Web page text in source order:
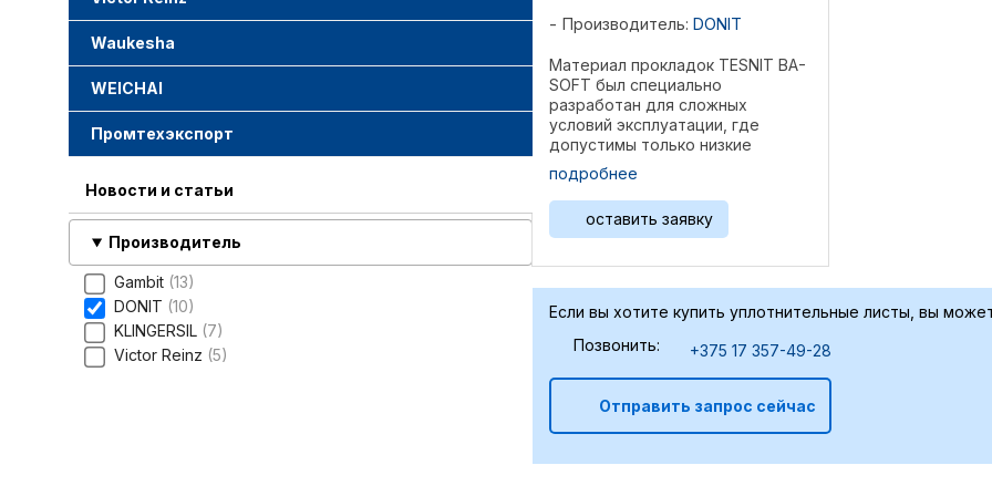
Waukesha
WEICHAI
Промтехэкспорт
Новости и статьи
Производитель
Gambit 13
DONIT 10
KLINGERSIL 7
Victor Reinz 5
Производитель: DONIT
Материал прокладок TESNIT BA-
SOFT был специально
разработан для сложных
условий эксплуатации, где
допустимы только низкие
нагрузки на болты и необходимо
компенсировать неровности
фланцев. Он обеспечивает
высокую сжимаемость и
повышенное извлечение в ...
подробнее
оставить заявку
Если вы хотите купить уплотнительные листы, вы
Позвонить:
+375 17 357-49-28
Отправить запрос сейчас